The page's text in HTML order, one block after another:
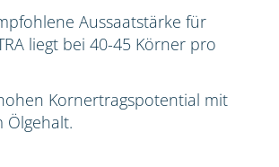
Aussaatstärke für
liegt bei 40-45 Körner pro
Kornertragspotential mit
Ölgehalt.